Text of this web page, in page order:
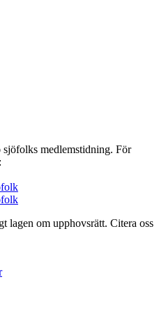
sjöfolks medlemstidning. För
lagen om upphovsrätt. Citera oss